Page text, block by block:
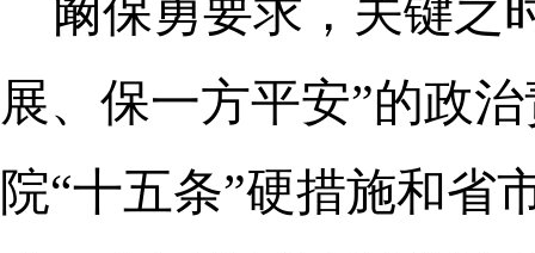
阚保勇要求，关键之
展、保一方平安”的政
院“十五条”硬措施和省